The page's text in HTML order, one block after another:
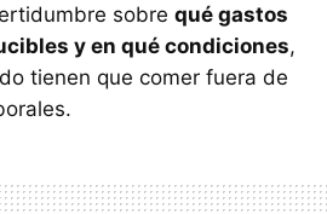
sobre qué gastos
y en qué condiciones,
tienen que comer fuera de